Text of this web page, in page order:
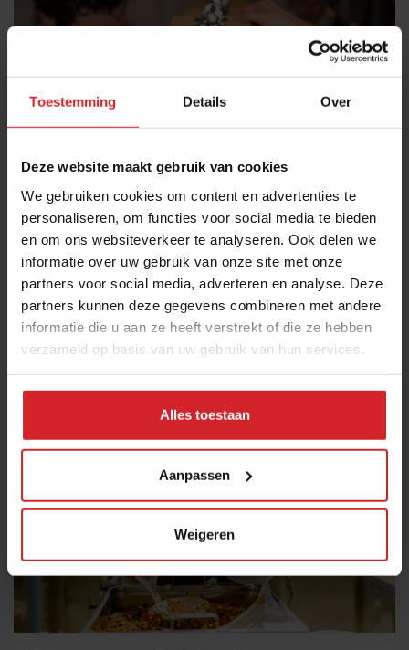
Toestemming Details Over
Deze website maakt gebruik van cookies
We gebruiken cookies om content en advertenties te
personaliseren, om functies voor social media te bieden
en om ons websiteverkeer te analyseren. Ook delen we
informatie over uw gebruik van onze site met onze
partners voor social media, adverteren en analyse. Deze
partners kunnen deze gegevens combineren met andere
informatie die u aan ze heeft verstrekt of die ze hebben
verzameld op basis van uw gebruik van hun services.
Alles toestaan
Aanpassen
Weigeren
Beyond the buffet
5 trending cateringthema's
13 november 2019 | 2 min